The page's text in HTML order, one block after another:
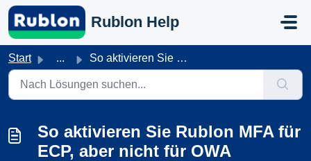
Zum hauptsächlichen Inhalt gehen
Rublon Help
Start ... So aktivieren Sie Rublon MFA für ECP, aber nicht für OWA
So aktivieren Sie Rublon MFA für
ECP, aber nicht für OWA